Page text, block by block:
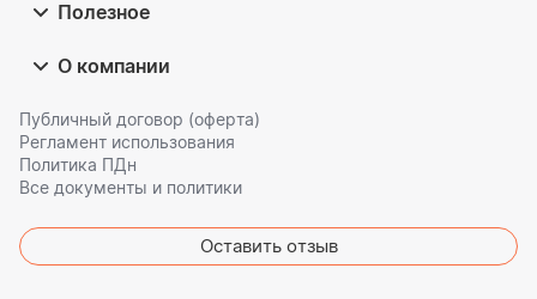
Полезное
О компании
Публичный договор (оферта)
Регламент использования
Политика ПДн
Все документы и политики
Оставить отзыв